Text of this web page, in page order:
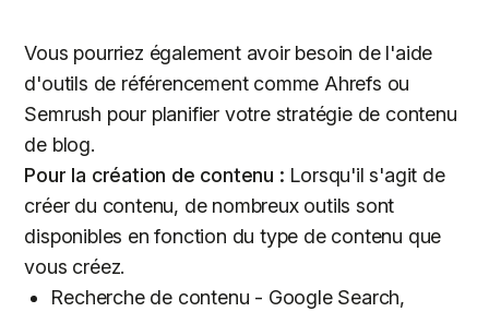
Vous pourriez également avoir besoin de l'aide
d'outils de référencement comme Ahrefs ou
Semrush pour planifier votre stratégie de contenu
de blog.
Pour la création de contenu : Lorsqu'il s'agit de
créer du contenu, de nombreux outils sont
disponibles en fonction du type de contenu que
vous créez.
Recherche de contenu - Google Search,